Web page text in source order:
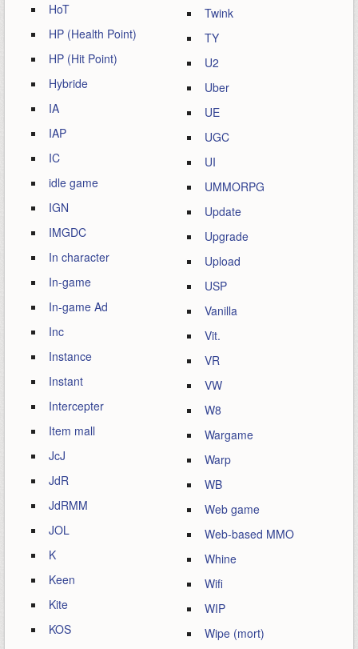
HoT
HP (Health Point)
HP (Hit Point)
Hybride
IA
IAP
IC
idle game
IGN
IMGDC
In character
In-game
In-game Ad
Inc
Instance
Instant
Intercepter
Item mall
JcJ
JdR
JdRMM
JOL
K
Keen
Kite
KOS
Twink
TY
U2
Uber
UE
UGC
UI
UMMORPG
Update
Upgrade
Upload
USP
Vanilla
Vit.
VR
VW
W8
Wargame
Warp
WB
Web game
Web-based MMO
Whine
Wifi
WIP
Wipe (mort)